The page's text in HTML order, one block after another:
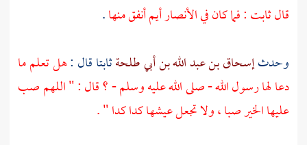
قالثابت: فما كان فيالأنصارأيم أنفق منها.
وحدثإسحاق بن عبد الله بن أبي طلحةثابتاقال :هل تعلم ما
دعا لها رسول الله - صلى الله عليه وسلم - ؟ قال : " اللهم صب
عليها الخير صبا ، ولا تجعل عيشها كدا كدا " .